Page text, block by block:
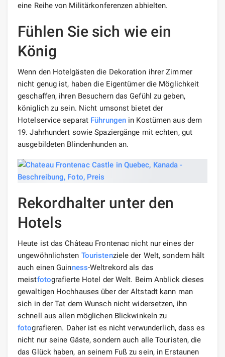
eine Reihe von Militärkonferenzen abhielten.
Fühlen Sie sich wie ein
König
Wenn den Hotelgästen die Dekoration ihrer Zimmer
nicht genug ist, haben die Eigentümer die Möglichkeit
geschaffen, ihren Besuchern das Gefühl zu geben,
königlich zu sein. Nicht umsonst bietet der
Hotelservice separat Führungen in Kostümen aus dem
19. Jahrhundert sowie Spaziergänge mit echten, gut
ausgebildeten Blindenhunden an.
Rekordhalter unter den
Hotels
Heute ist das Château Frontenac nicht nur eines der
ungewöhnlichsten Touristenziele der Welt, sondern hält
auch einen Guinness-Weltrekord als das
meistfotografierte Hotel der Welt. Beim Anblick dieses
gewaltigen Hochhauses über der Altstadt kann man
sich in der Tat dem Wunsch nicht widersetzen, ihn
schnell aus allen möglichen Blickwinkeln zu
fotografieren. Daher ist es nicht verwunderlich, dass es
nicht nur seine Gäste, sondern auch alle Touristen, die
das Glück haben, an seinem Fuß zu sein, in Erstaunen